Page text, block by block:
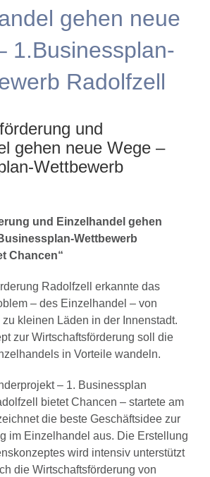
gehen neue
1.Businessplan-
Radolfzell
und
gehen neue Wege –
Wettbewerb
und Einzelhandel gehen
Wettbewerb
Chancen“
Radolfzell erkannte das
– des Einzelhandel – von
zu kleinen Läden in der Innenstadt.
zur Wirtschaftsförderung soll die
in Vorteile wandeln.
– 1. Businessplan
bietet Chancen – startete am
die beste Geschäftsidee zur
im Einzelhandel aus. Die Erstellung
wird intensiv unterstützt
die Wirtschaftsförderung von